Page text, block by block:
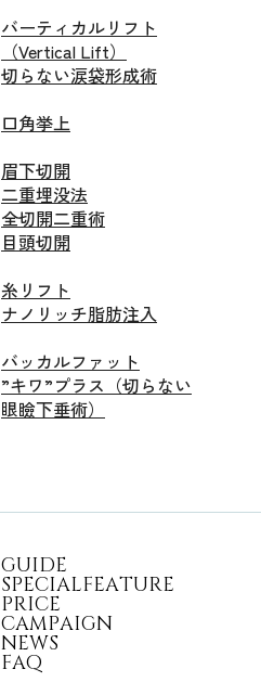
バーティカルリフト
（Vertical Lift）
切らない涙袋形成術
口角挙上
眉下切開
二重埋没法
全切開二重術
目頭切開
糸リフト
ナノリッチ脂肪注入
バッカルファット
”キワ”プラス（切らない
眼瞼下垂術）
GUIDE
SPECIALFEATURE
PRICE
CAMPAIGN
NEWS
FAQ